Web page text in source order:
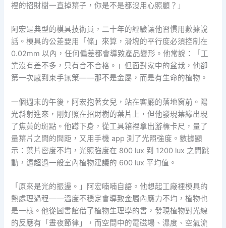
裡的招財樹一直掉葉子，你是不是都沒用心照顧？」
阿宏是典型的模具技術員，二十年的經驗讓他習慣用數據說
話。模具的公差要用「條」來算，滑塊的平行度必須控制在
0.02mm 以內，任何偏差都會導致產品變形。他常說：「工
業沒有差不多，只有合不合格。」但面對家中的盆栽，他卻
第一次感到束手無策——那不是金屬，而是有生命的植物。
一個週末的午後，阿宏抱著女兒，站在客廳的落地窗前。陽
光斜射進來，剛好照在招財樹的葉片上，但他發現葉緣出現
了焦黃的斑點。他蹲下身，從工具箱裡拿出游標卡尺，量了
量葉片之間的間距，又用手機 app 測了光照強度。數據顯
示：葉片密度不均，光照強度在 800 lux 到 1200 lux 之間跳
動，遠超過一般室內植物建議的 600 lux 平均值。
「原來是光的振盪。」阿宏喃喃自語。他想起工廠裡模具的
熱處理過程——溫度不穩定會導致金屬內應力不均，植物也
是一樣。他從圖書館借了植物生理學的書，發現植物對光線
的反應有「晝夜節律」，而空間中的電磁場、濕度、空氣流